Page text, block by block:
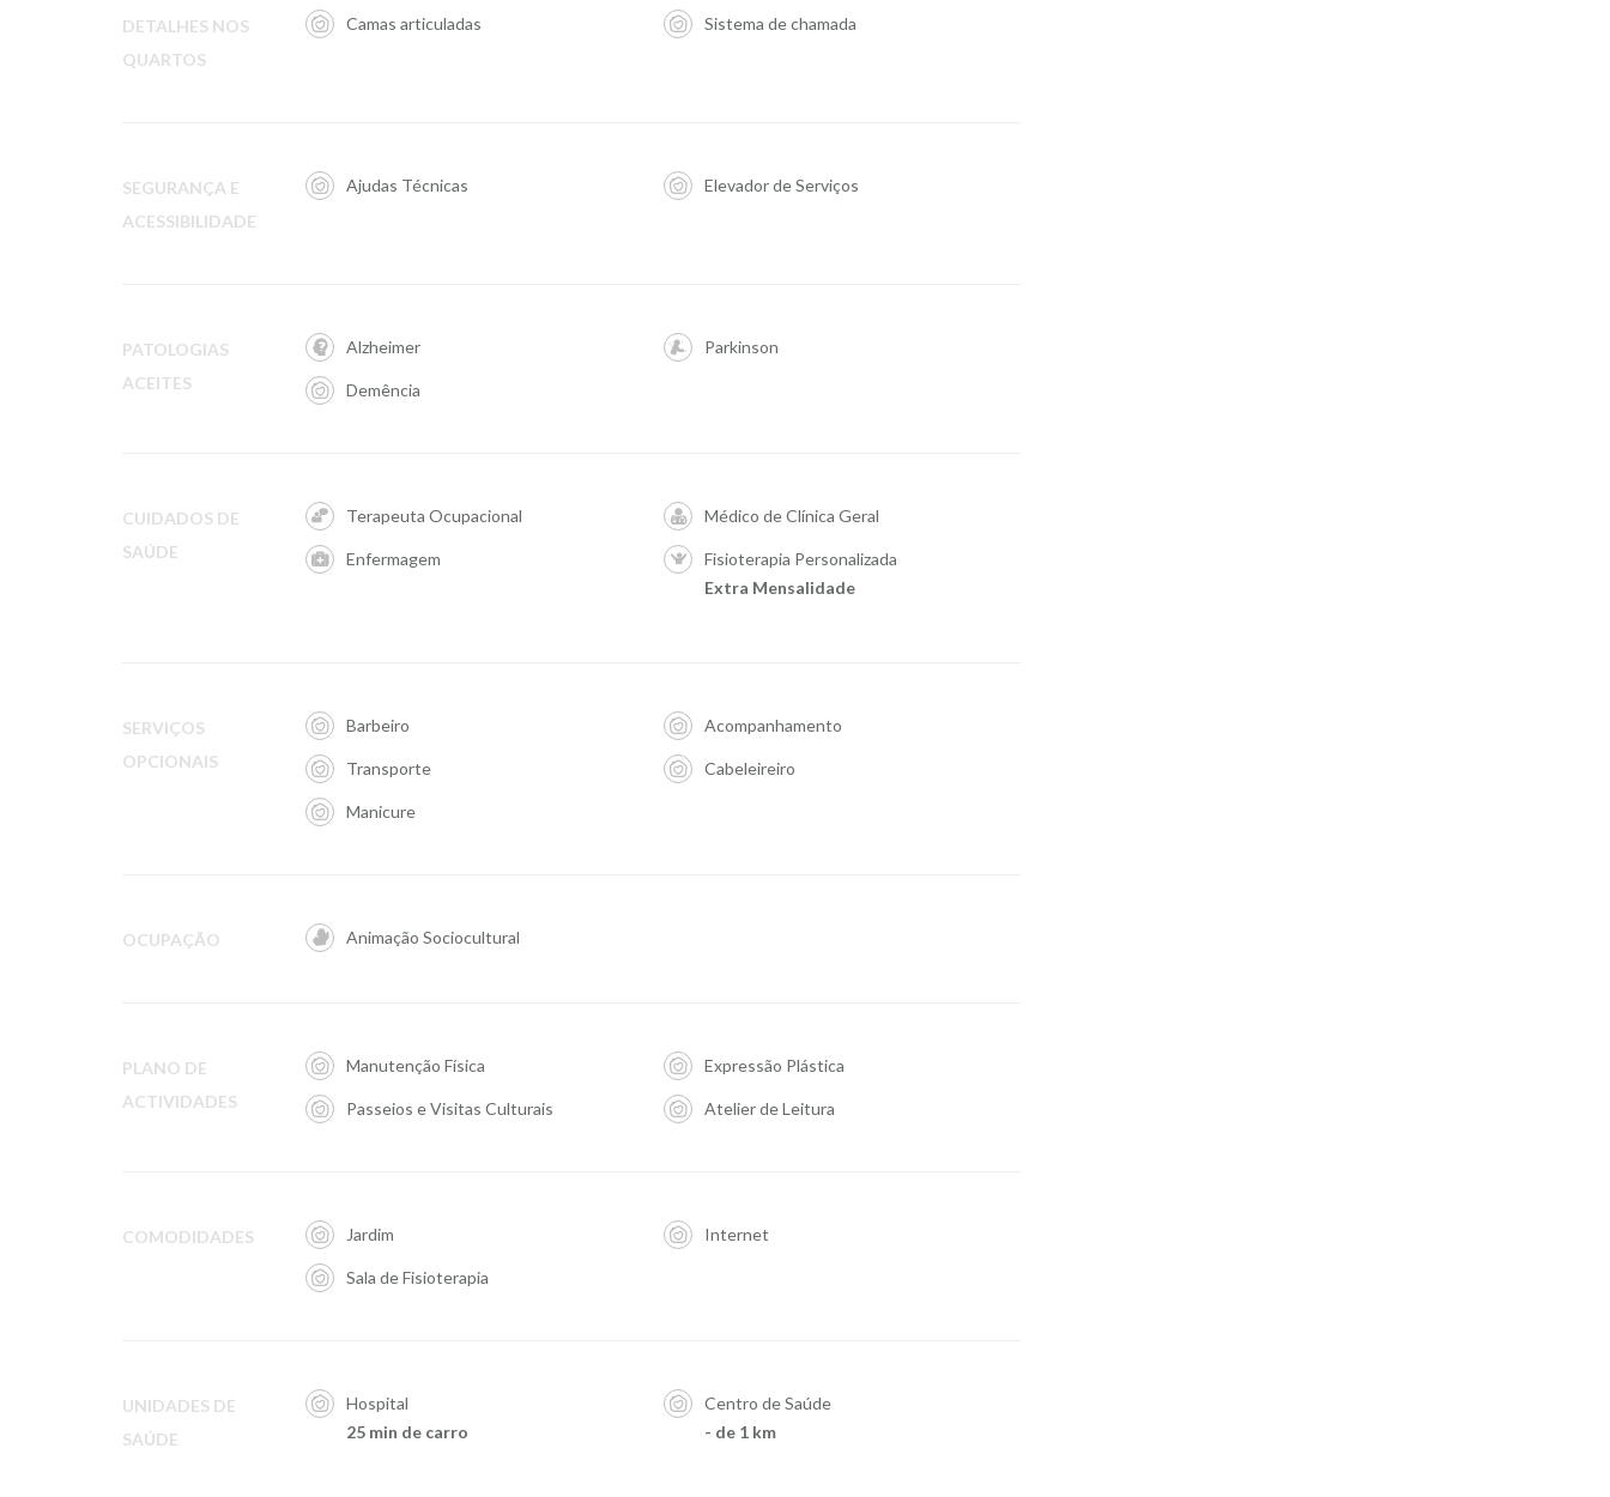
DETALHES NOS
QUARTOS
Camas articuladas Sistema de chamada
SEGURANÇA E
ACESSIBILIDADE
Ajudas Técnicas Elevador de Serviços
PATOLOGIAS
ACEITES
Alzheimer Parkinson
Demência
CUIDADOS DE
SAÚDE
Terapeuta Ocupacional Médico de Clínica Geral
Enfermagem
Fisioterapia Personalizada
Extra Mensalidade
SERVIÇOS
OPCIONAIS
Barbeiro Acompanhamento
Transporte Cabeleireiro
Manicure
OCUPAÇÃO Animação Sociocultural
PLANO DE
ACTIVIDADES
Manutenção Física Expressão Plástica
Passeios e Visitas Culturais Atelier de Leitura
COMODIDADES Jardim Internet
Sala de Fisioterapia
UNIDADES DE
SAÚDE
Hospital
25 min de carro
Centro de Saúde
- de 1 km